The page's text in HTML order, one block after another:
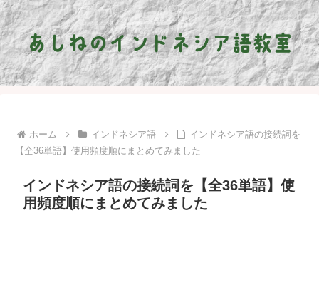
ホーム インドネシア語
インドネシア語の接続詞を
【全36単語】使用頻度順にまとめてみました
インドネシア語の接続詞を【全36単語】使
用頻度順にまとめてみました